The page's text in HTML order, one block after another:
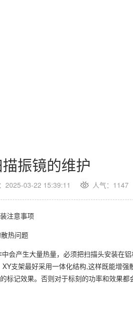
振镜的维护
2025-03-22 15:39:11 人气：1147
注意事项
热问题
会产生大量热量，必须把扫描头安装在
支架最好采用一体化结构,这样既能增强
标记效果。否则对于标刻的功率和效果都